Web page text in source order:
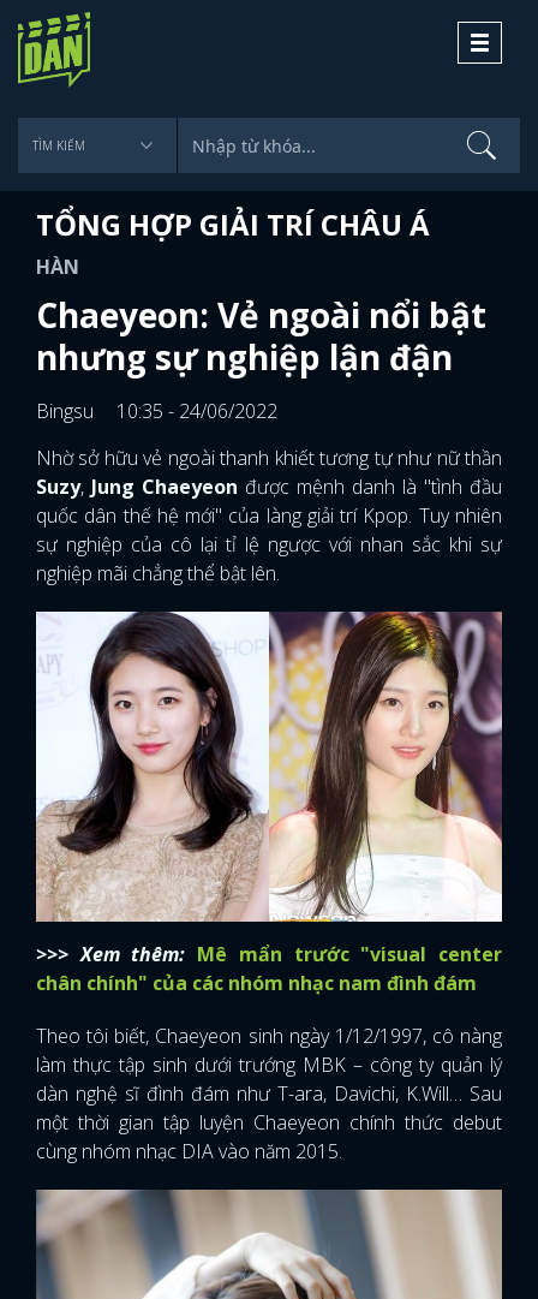
Toggle
TỔNG HỢP GIẢI TRÍ CHÂU Á
HÀN
Chaeyeon: Vẻ ngoài nổi bật
nhưng sự nghiệp lận đận
Bingsu
10:35 - 24/06/2022
Nhờ sở hữu vẻ ngoài thanh khiết tương tự như nữ thần
Suzy, Jung Chaeyeon được mệnh danh là "tình đầu
quốc dân thế hệ mới" của làng giải trí Kpop. Tuy nhiên
sự nghiệp của cô lại tỉ lệ ngược với nhan sắc khi sự
nghiệp mãi chẳng thể bật lên.
>>> Xem thêm: Mê mẩn trước "visual center
chân chính" của các nhóm nhạc nam đình đám
Theo tôi biết, Chaeyeon sinh ngày 1/12/1997, cô nàng
làm thực tập sinh dưới trướng MBK – công ty quản lý
dàn nghệ sĩ đình đám như T-ara, Davichi, K.Will… Sau
một thời gian tập luyện Chaeyeon chính thức debut
cùng nhóm nhạc DIA vào năm 2015.